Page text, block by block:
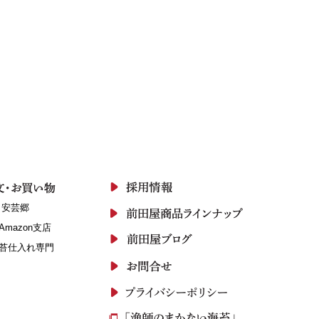
芸郷
支店
仕入れ専門